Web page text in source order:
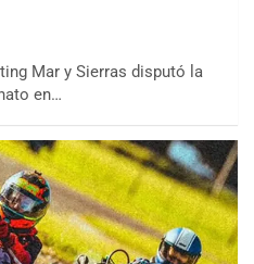
Mar y Sierras disputó la
en…